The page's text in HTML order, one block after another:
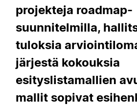
projekteja roadmap-
suunnitelmilla,
tuloksia
järjestä kokouksia
esityslistamallien
mallit sopivat